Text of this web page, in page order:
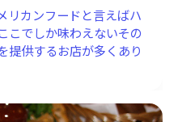
リカンフードと言えばハ
こでしか味わえないその
提供するお店が多くあり